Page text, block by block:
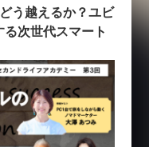
う越えるか？ユビ
次世代スマート